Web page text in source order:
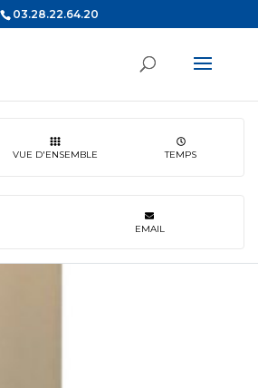
03.28.22.64.20
VUE D'ENSEMBLE TEMPS
EMAIL